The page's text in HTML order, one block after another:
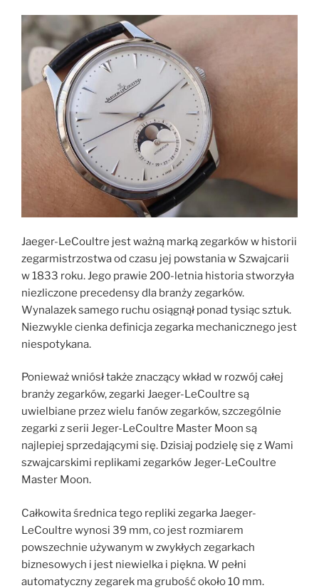
Jaeger-LeCoultre jest ważną marką zegarków w historii
zegarmistrzostwa od czasu jej powstania w Szwajcarii
w 1833 roku. Jego prawie 200-letnia historia stworzyła
niezliczone precedensy dla branży zegarków.
Wynalazek samego ruchu osiągnął ponad tysiąc sztuk.
Niezwykle cienka definicja zegarka mechanicznego jest
niespotykana.
Ponieważ wniósł także znaczący wkład w rozwój całej
branży zegarków, zegarki Jaeger-LeCoultre są
uwielbiane przez wielu fanów zegarków, szczególnie
zegarki z serii Jeger-LeCoultre Master Moon są
najlepiej sprzedającymi się. Dzisiaj podzielę się z Wami
szwajcarskimi replikami zegarków Jeger-LeCoultre
Master Moon.
Całkowita średnica tego repliki zegarka Jaeger-
LeCoultre wynosi 39 mm, co jest rozmiarem
powszechnie używanym w zwykłych zegarkach
biznesowych i jest niewielka i piękna. W pełni
automatyczny zegarek ma grubość około 10 mm.